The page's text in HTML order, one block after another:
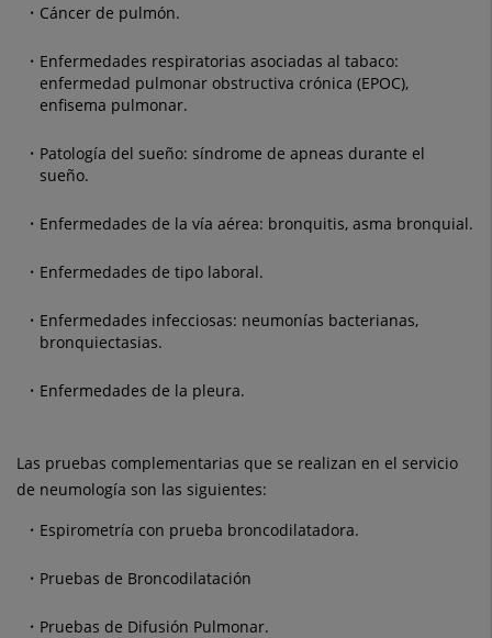
Cáncer de pulmón.
Enfermedades respiratorias asociadas al tabaco:
enfermedad pulmonar obstructiva crónica (EPOC),
enfisema pulmonar.
Patología del sueño: síndrome de apneas durante el
sueño.
Enfermedades de la vía aérea: bronquitis, asma bronquial.
Enfermedades de tipo laboral.
Enfermedades infecciosas: neumonías bacterianas,
bronquiectasias.
Enfermedades de la pleura.
Las pruebas complementarias que se realizan en el servicio
de neumología son las siguientes:
Espirometría con prueba broncodilatadora.
Pruebas de Broncodilatación
Pruebas de Difusión Pulmonar.